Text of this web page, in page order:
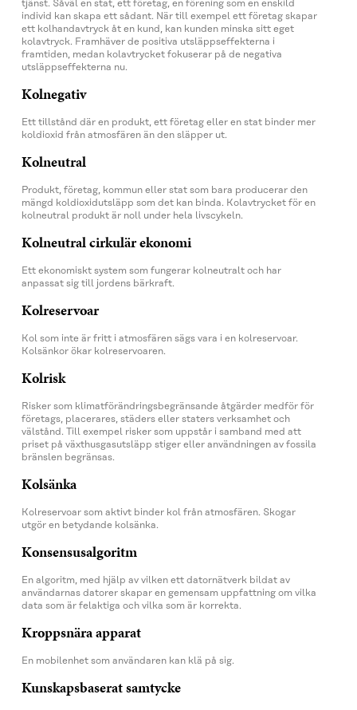
tjänst. Såväl en stat, ett företag, en förening som en enskild
individ kan skapa ett sådant. När till exempel ett företag skapar
ett kolhandavtryck åt en kund, kan kunden minska sitt eget
kolavtryck. Framhäver de positiva utsläppseffekterna i
framtiden, medan kolavtrycket fokuserar på de negativa
utsläppseffekterna nu.
Kolnegativ
Ett tillstånd där en produkt, ett företag eller en stat binder mer
koldioxid från atmosfären än den släpper ut.
Kolneutral
Produkt, företag, kommun eller stat som bara producerar den
mängd koldioxidutsläpp som det kan binda. Kolavtrycket för en
kolneutral produkt är noll under hela livscykeln.
Kolneutral cirkulär ekonomi
Ett ekonomiskt system som fungerar kolneutralt och har
anpassat sig till jordens bärkraft.
Kolreservoar
Kol som inte är fritt i atmosfären sägs vara i en kolreservoar.
Kolsänkor ökar kolreservoaren.
Kolrisk
Risker som klimatförändringsbegränsande åtgärder medför för
företags, placerares, städers eller staters verksamhet och
välstånd. Till exempel risker som uppstår i samband med att
priset på växthusgasutsläpp stiger eller användningen av fossila
bränslen begränsas.
Kolsänka
Kolreservoar som aktivt binder kol från atmosfären. Skogar
utgör en betydande kolsänka.
Konsensusalgoritm
En algoritm, med hjälp av vilken ett datornätverk bildat av
användarnas datorer skapar en gemensam uppfattning om vilka
data som är felaktiga och vilka som är korrekta.
Kroppsnära apparat
En mobilenhet som användaren kan klä på sig.
Kunskapsbaserat samtycke